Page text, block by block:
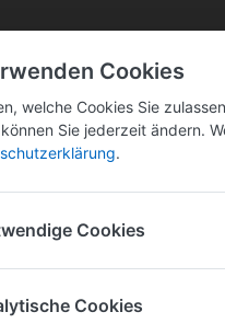
Postleitzahl ein:
Wein
Cookies
welche Cookies Sie
Sie jederzeit ändern.
.
Cookies
Cookies